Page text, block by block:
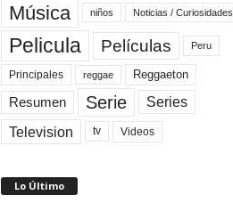
Música niños Noticias / Curiosidades
Pelicula Películas Peru
Principales reggae Reggaeton
Resumen Serie Series
Television tv Videos
Lo Último